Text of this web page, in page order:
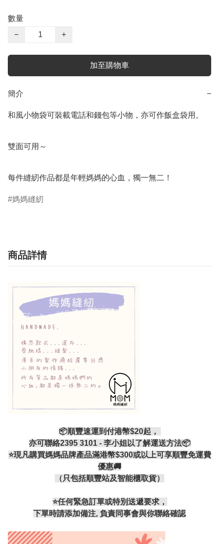
數量
−
+
加至購物車
簡介 −
和風小物袋可裝載電話和錢包等小物，亦可作飯盒袋用。
雙面可用～
每件縫紉作品都是年輕媽媽的心血，獨一無二！
媽媽縫紉
商品詳情
📦順豐速運到付港幣$20起，
亦可聯絡2395 3101 - 李小姐以了解運送方法📦
⭐現凡購買媽媽品牌產品滿港幣$300或以上可享順豐免運費
優惠🚚
（只包括順豐站及智能櫃取貨）
⭐️任何緊急訂單或特別送遞要求，
下單時請添加備注, 負責同事會與你聯絡確認